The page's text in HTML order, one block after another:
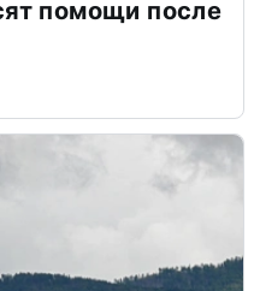
помощи после